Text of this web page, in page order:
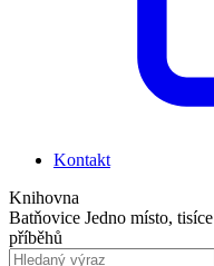
Kontakt
Knihovna
Batňovice Jedno místo, tisíce
příběhů